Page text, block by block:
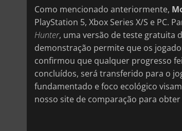
Como mencionado anteriormente,
PlayStation 5, Xbox Series X/S e PC.
Hunter, uma versão de teste gratuita
demonstração permite que os
confirmou que qualquer progresso
concluídos, será transferido para o
fundamentado e foco ecológico
nosso site de comparação para obter